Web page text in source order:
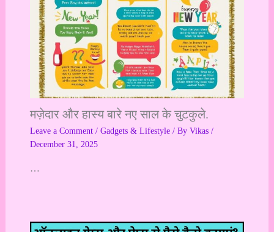
मज़ेदार और हास्य बारे नए साल के चुटकुले.
Leave a Comment / Gadgets & Lifestyle/ By Vikas /
December 31, 2025
…